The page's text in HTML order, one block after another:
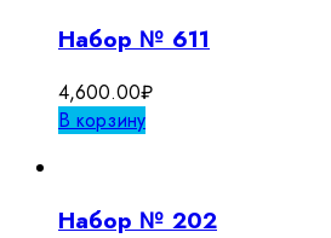
Набор № 611
4,600.00₽
В корзину
Набор № 202